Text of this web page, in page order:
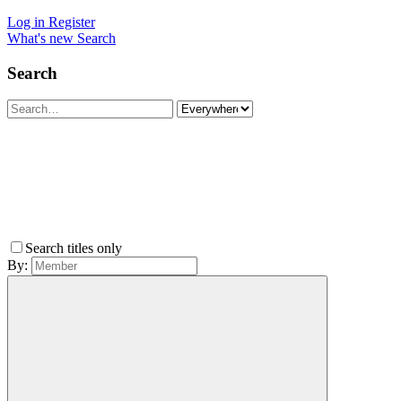
Log in Register
What's new Search
Search
Search titles only
By: